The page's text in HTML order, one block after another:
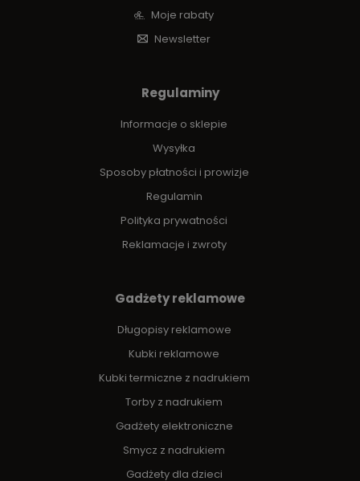
Moje rabaty
Newsletter
Regulaminy
Informacje o sklepie
Wysyłka
Sposoby płatności i prowizje
Regulamin
Polityka prywatności
Reklamacje i zwroty
Gadżety reklamowe
Długopisy reklamowe
Kubki reklamowe
Kubki termiczne z nadrukiem
Torby z nadrukiem
Gadżety elektroniczne
Smycz z nadrukiem
Gadżety dla dzieci